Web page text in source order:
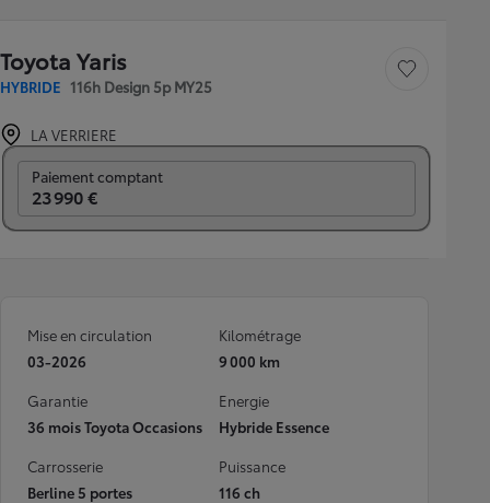
Toyota Yaris
HYBRIDE 116h Design 5p MY25
Sauvegarder le
LA VERRIERE
Paiement comptant
23 990 €
Mise en circulation
03-2026
Kilométrage
9 000 km
Garantie
36 mois Toyota Occasions
Energie
Hybride Essence
Carrosserie
Berline 5 portes
Puissance
116 ch